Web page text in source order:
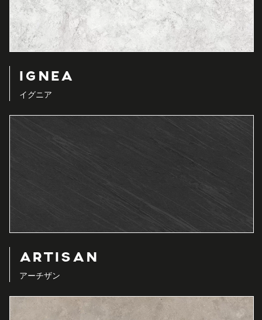
IGNEA
イグニア
ARTISAN
アーチザン